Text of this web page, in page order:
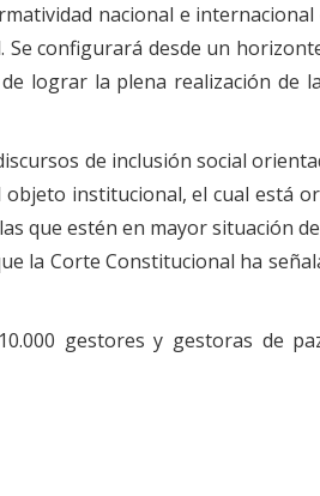
nacional e
configurará desde un
lograr la plena realización de
de inclusión social
institucional, el cual está
que estén en mayor situación
la Corte Constitucional ha
gestores y gestoras de